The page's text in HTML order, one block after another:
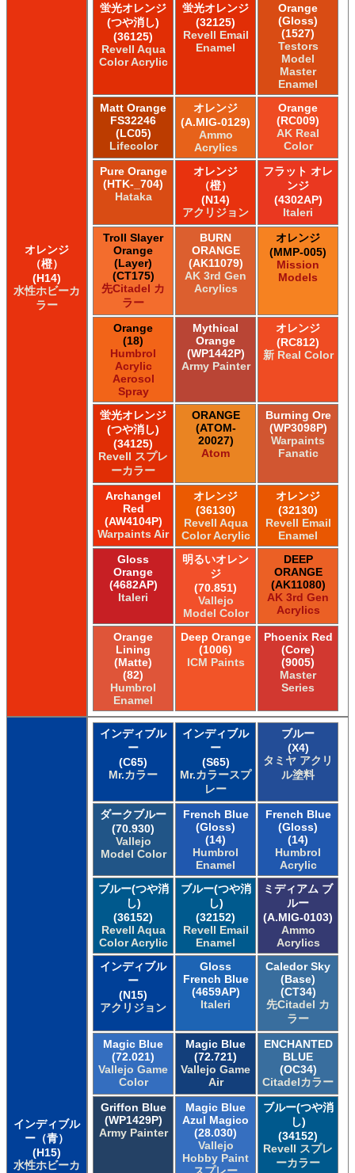
オレンジ
（橙）
(H14)
水性ホビーカ
ラー
蛍光オレンジ
(つや消し)
(36125)
Revell Aqua
Color Acrylic
蛍光オレンジ
(32125)
Revell Email
Enamel
Orange
(Gloss)
(1527)
Testors
Model
Master
Enamel
Matt Orange
FS32246
(LC05)
Lifecolor
オレンジ
(A.MIG-0129)
Ammo
Acrylics
Orange
(RC009)
AK Real
Color
Pure Orange
(HTK-_704)
Hataka
オレンジ
（橙）
(N14)
アクリジョン
フラット オレ
ンジ
(4302AP)
Italeri
Troll Slayer
Orange
(Layer)
(CT175)
先Citadel カ
ラー
BURN
ORANGE
(AK11079)
AK 3rd Gen
Acrylics
オレンジ
(MMP-005)
Mission
Models
Orange
(18)
Humbrol
Acrylic
Aerosol
Spray
Mythical
Orange
(WP1442P)
Army Painter
オレンジ
(RC812)
新 Real Color
蛍光オレンジ
(つや消し)
(34125)
Revell スプレ
ーカラー
ORANGE
(ATOM-
20027)
Atom
Burning Ore
(WP3098P)
Warpaints
Fanatic
Archangel
Red
(AW4104P)
Warpaints Air
オレンジ
(36130)
Revell Aqua
Color Acrylic
オレンジ
(32130)
Revell Email
Enamel
Gloss
Orange
(4682AP)
Italeri
明るいオレン
ジ
(70.851)
Vallejo
Model Color
DEEP
ORANGE
(AK11080)
AK 3rd Gen
Acrylics
Orange
Lining
(Matte)
(82)
Humbrol
Enamel
Deep Orange
(1006)
ICM Paints
Phoenix Red
(Core)
(9005)
Master
Series
インディブル
ー（青）
(H15)
水性ホビーカ
インディブル
ー
(C65)
Mr.カラー
インディブル
ー
(S65)
Mr.カラースプ
レー
ブルー
(X4)
タミヤ アクリ
ル塗料
ダークブルー
(70.930)
Vallejo
Model Color
French Blue
(Gloss)
(14)
Humbrol
Enamel
French Blue
(Gloss)
(14)
Humbrol
Acrylic
ブルー(つや消
し)
(36152)
Revell Aqua
Color Acrylic
ブルー(つや消
し)
(32152)
Revell Email
Enamel
ミディアム ブ
ルー
(A.MIG-0103)
Ammo
Acrylics
インディブル
ー
(N15)
アクリジョン
Gloss
French Blue
(4659AP)
Italeri
Caledor Sky
(Base)
(CT34)
先Citadel カ
ラー
Magic Blue
(72.021)
Vallejo Game
Color
Magic Blue
(72.721)
Vallejo Game
Air
ENCHANTED
BLUE
(OC34)
Citadelカラー
Griffon Blue
(WP1429P)
Army Painter
Magic Blue
Azul Magico
(28.030)
Vallejo
Hobby Paint
ブルー(つや消
し)
(34152)
Revell スプレ
ーカラー